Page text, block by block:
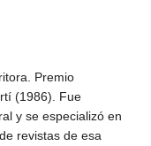
Premio
(1986). Fue
y se especializó en
revistas de esa